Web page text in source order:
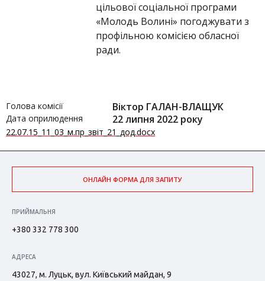
цільової соціальної програми
«Молодь Волині» погоджувати з
профільною комісією обласної
ради.
22.07.15_11_03_м.пр_звіт_21_дод.docx
Голова комісії Віктор ГАЛАН-ВЛАЩУК
Дата оприлюдення 22 липня 2022 року
ОНЛАЙН ФОРМА ДЛЯ ЗАПИТУ
ПРИЙМАЛЬНЯ
+380 332 778 300
АДРЕСА
43027, м. Луцьк, вул. Київський майдан, 9